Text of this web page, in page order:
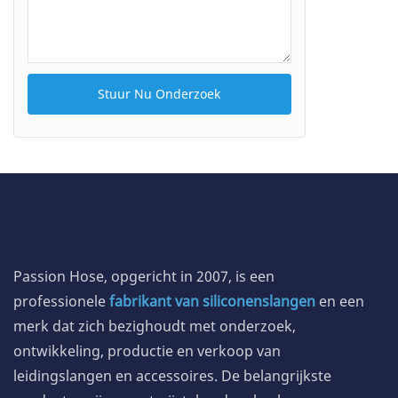
Stuur Nu Onderzoek
Passion Hose, opgericht in 2007, is een
professionelefabrikant van siliconenslangen en een
merk dat zich bezighoudt met onderzoek,
ontwikkeling, productie en verkoop van
leidingslangen en accessoires. De belangrijkste